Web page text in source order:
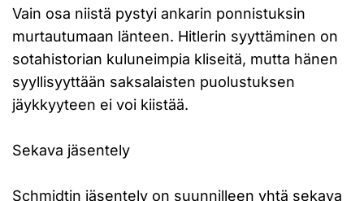
Vain osa niistä pystyi ankarin ponnistuksin
murtautumaan länteen. Hitlerin syyttäminen on
sotahistorian kuluneimpia kliseitä, mutta hänen
syyllisyyttään saksalaisten puolustuksen
jäykkyyteen ei voi kiistää.
Sekava jäsentely
Schmidtin jäsentely on suunnilleen yhtä sekava